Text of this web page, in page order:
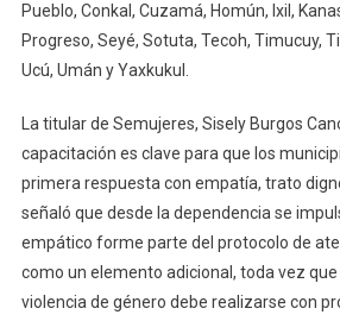
Pueblo, Conkal, Cuzamá, Homún, Ixil,
Progreso, Seyé, Sotuta, Tecoh, Timucuy,
Ucú, Umán y Yaxkukul.
La titular de Semujeres, Sisely Burgos
capacitación es clave para que los
primera respuesta con empatía, trato
señaló que desde la dependencia se
empático forme parte del protocolo de
como un elemento adicional, toda vez
violencia de género debe realizarse con